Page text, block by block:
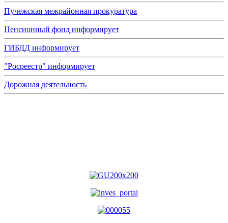
Пучежская межрайонная прокуратура
Пенсионный фонд информирует
ГИБДД информирует
"Росреестр" информирует
Дорожная деятельность